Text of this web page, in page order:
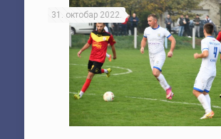
31. октобар 2022.